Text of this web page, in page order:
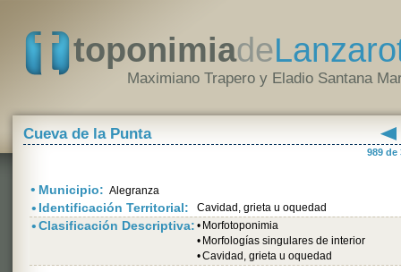
toponimiade
Maximiano Trapero y Eladio Santana
Cueva de la Punta
989 de
• Municipio: Alegranza
• Identificación Territorial: Cavidad, grieta u oquedad
•Clasificación Descriptiva: • Morfotoponimia
• Morfologías singulares de interior
•Cavidad, grieta u oquedad